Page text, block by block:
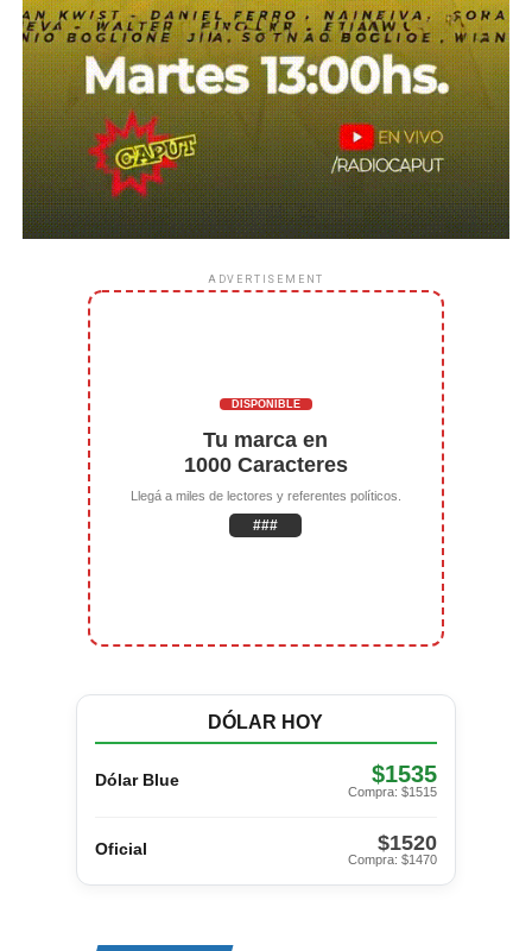
ADVERTISEMENT
DISPONIBLE
Tu marca en
1000 Caracteres
Llegá a miles de lectores y referentes políticos.
###
DÓLAR HOY
Dólar Blue $1535
Compra: $1515
Oficial $1520
Compra: $1470